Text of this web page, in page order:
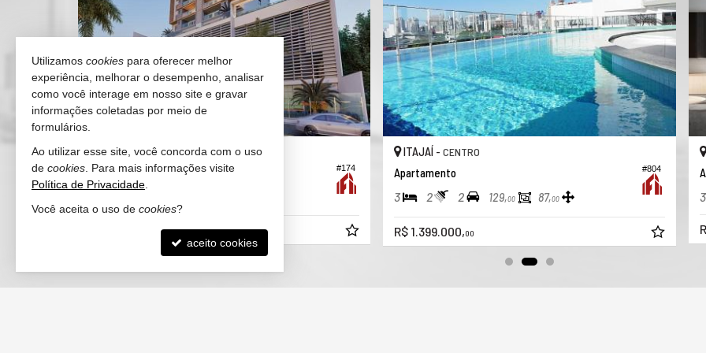
#157 #174
ITAJAÍ -CENTRO
Apartamento
R$ 1.874.000,00
#804
ITAJAÍ -CENTRO
Apartamento
3 2 2 129,00 87,00
R$ 1.399.000,00
3
Utilizamos cookies para oferecer melhor
experiência, melhorar o desempenho, analisar
como você interage em nosso site e gravar
informações coletadas por meio de
formulários.
Ao utilizar esse site, você concorda com o uso
de cookies . Para mais informações visite
Política de Privacidade
Você aceita o uso de cookies?
aceito cookies